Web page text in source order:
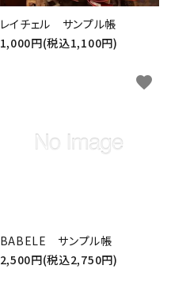
レイチェル サンプル帳
1,000円(税込1,100円)
BABELE サンプル帳
2,500円(税込2,750円)
favorite